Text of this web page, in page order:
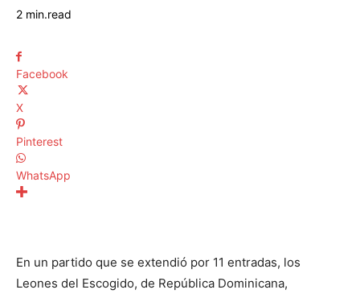
2 min.read
Facebook
X
Pinterest
WhatsApp
En un partido que se extendió por 11 entradas, los
Leones del Escogido, de República Dominicana,